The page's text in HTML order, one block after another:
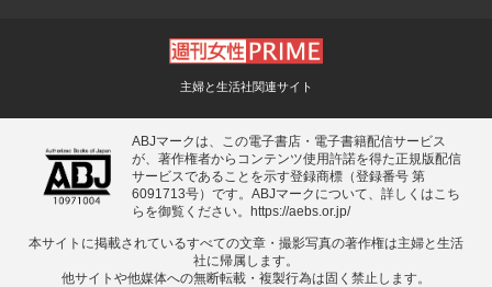
主婦と生活社関連サイト
ABJマークは、この電子書店・電子書籍配信サービス
が、著作権者からコンテンツ使用許諾を得た正規版配信
サービスであることを示す登録商標（登録番号 第
6091713号）です。ABJマークについて、詳しくはこち
らを御覧ください。
https://aebs.or.jp/
本サイトに掲載されているすべての⽂章・撮影写真の著作権は主婦と⽣活
社に帰属します。
他サイトや他媒体への無断転載・複製⾏為は固く禁⽌します。